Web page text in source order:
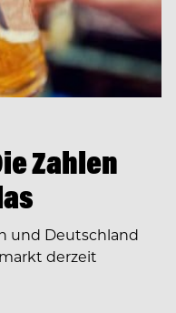
Zahlen
und Deutschland
derzeit